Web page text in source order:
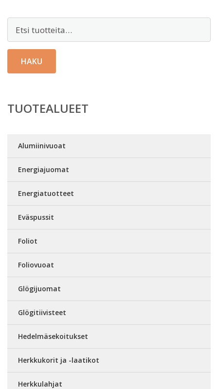
HAKU
TUOTEALUEET
Alumiinivuoat
Energiajuomat
Energiatuotteet
Eväspussit
Foliot
Foliovuoat
Glögijuomat
Glögitiivisteet
Hedelmäsekoitukset
Herkkukorit ja -laatikot
Herkkulahjat